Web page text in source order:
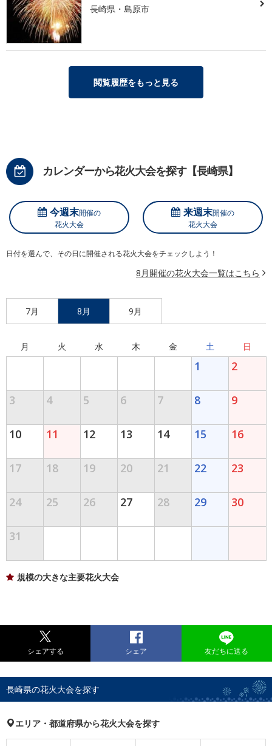
長崎県・島原市
閲覧履歴をもっと見る
カレンダーから花火大会を探す【長崎県】
今週末開催の
花火大会
来週末開催の
花火大会
日付を選んで、その日に開催される花火大会をチェックしよう！
8月開催の花火大会一覧はこちら
7月 8月 9月
月 火 水 木 金 土 日
1 2
3 4 5 6 7 8 9
10 11 12 13 14 15 16
17 18 19 20 21 22 23
24 25 26 27 28 29 30
31
規模の大きな主要花火大会
シェアする シェア 友だちに送る
長崎県の花火大会を探す
エリア・都道府県から花火大会を探す